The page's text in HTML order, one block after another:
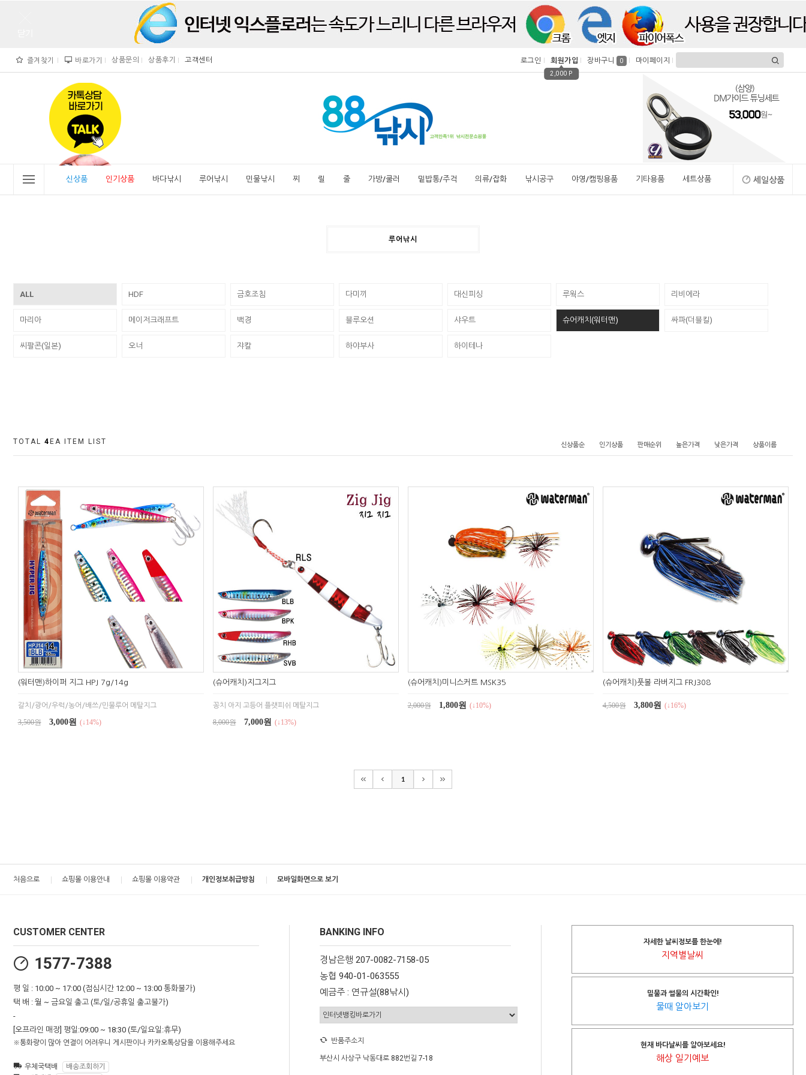
즐겨찾기 바로가기 상품문의 상품후기 고객센터 로그인 회원가입
2,000 P
장바구니 0 마이페이지
">
" alt="비린내">
신상품 인기상품 바다낚시 루어낚시 민물낚시 찌 릴 줄 가방/쿨러 밑밥통/주걱 의류/잡화 낚시공구 야영/캠핑용품 기타용품 세트상품 세일상품
루어낚시
ALL HDF 금호조침 다미끼 대신피싱 루웍스 리비에라
마리아 메이저크래프트 백경 블루오션 샤우트 슈어캐치(워터맨) 싸파(더블킬)
씨팔콘(일본) 오너 쟈칼 하야부사 하이테나
TOTAL 4 EA ITEM LIST 신상품순 인기상품 판매순위 높은가격 낮은가격 상품이름
(워터맨)하이퍼 지그 HPJ 7g/14g
갈치/광어/우럭/농어/배쓰/민물루어 메탈지그
3,500원 3,000원 (↓14%)
(슈어캐치)지그지그
꽁치 아지 고등어 플랫피쉬 메탈지그
8,000원 7,000원 (↓13%)
(슈어캐치)미니스커트 MSK35
2,000원 1,800원 (↓10%)
(슈어캐치)풋볼 라버지그 FRJ308
4,500원 3,800원 (↓16%)
1
처음으로 쇼핑몰 이용안내 쇼핑몰 이용약관 개인정보취급방침 모바일화면으로 보기
CUSTOMER CENTER
1577-7388
평 일 : 10:00 ~ 17:00 (점심시간 12:00 ~ 13:00 통화불가)
택 배 : 월 ~ 금요일 출고 (토/일/공휴일 출고불가)
-
[오프라인 매장] 평일:09:00 ~ 18:30 (토/일요일:휴무)
※통화량이 많아 연결이 어려우니 게시판이나 카카오톡상담을 이용해주세요
우체국택배
배송조회하기
BANKING INFO
경남은행 207-0082-7158-05
농협 940-01-063555
예금주 : 연규설(88낚시)
반품주소지
부산시 사상구 낙동대로 882번길 7-18
자세한 날씨정보를 한눈에!
지역별날씨
밀물과 썰물의 시간확인!
물때 알아보기
현재 바다날씨를 알아보세요!
해상 일기예보